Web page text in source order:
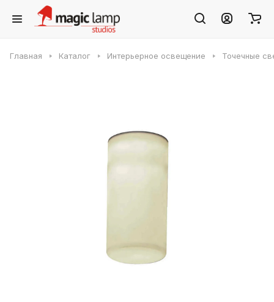
Главная Каталог Интерьерное освещение Точечные